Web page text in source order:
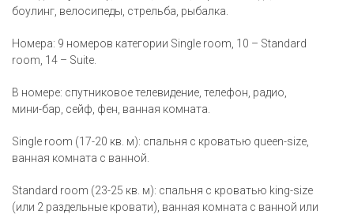
боулинг, велосипеды, стрельба, рыбалка.
Номера: 9 номеров категории Single room, 10 – Standard
room, 14 – Suite.
В номере: спутниковое телевидение, телефон, радио,
мини-бар, сейф, фен, ванная комната.
Single room (17-20 кв. м): спальня с кроватью queen-size,
ванная комната с ванной.
Standard room (23-25 кв. м): спальня с кроватью king-size
(или 2 раздельные кровати), ванная комната с ванной или